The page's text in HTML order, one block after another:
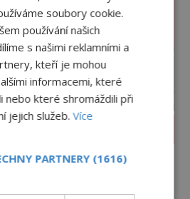
ČASOPIS
soubory cookie.
používání našich
s našimi reklamními a
kteří je mohou
informacemi, které
nebo které shromáždili při
jejich služeb.Více
PARTNERY (1616)